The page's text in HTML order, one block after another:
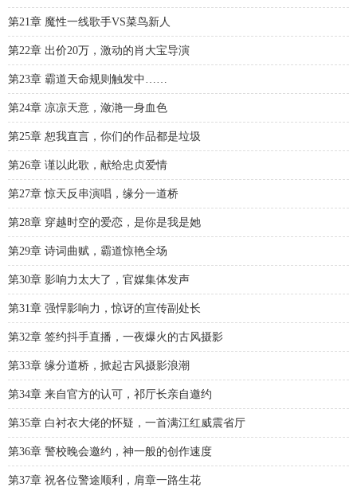
第21章 魔性一线歌手VS菜鸟新人
第22章 出价20万，激动的肖大宝导演
第23章 霸道天命规则触发中……
第24章 凉凉天意，潋滟一身血色
第25章 恕我直言，你们的作品都是垃圾
第26章 谨以此歌，献给忠贞爱情
第27章 惊天反串演唱，缘分一道桥
第28章 穿越时空的爱恋，是你是我是她
第29章 诗词曲赋，霸道惊艳全场
第30章 影响力太大了，官媒集体发声
第31章 强悍影响力，惊讶的宣传副处长
第32章 签约抖手直播，一夜爆火的古风摄影
第33章 缘分道桥，掀起古风摄影浪潮
第34章 来自官方的认可，祁厅长亲自邀约
第35章 白衬衣大佬的怀疑，一首满江红威震省厅
第36章 警校晚会邀约，神一般的创作速度
第37章 祝各位警途顺利，肩章一路生花